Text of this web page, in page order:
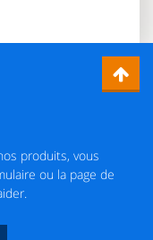
produits, vous
ou la page de